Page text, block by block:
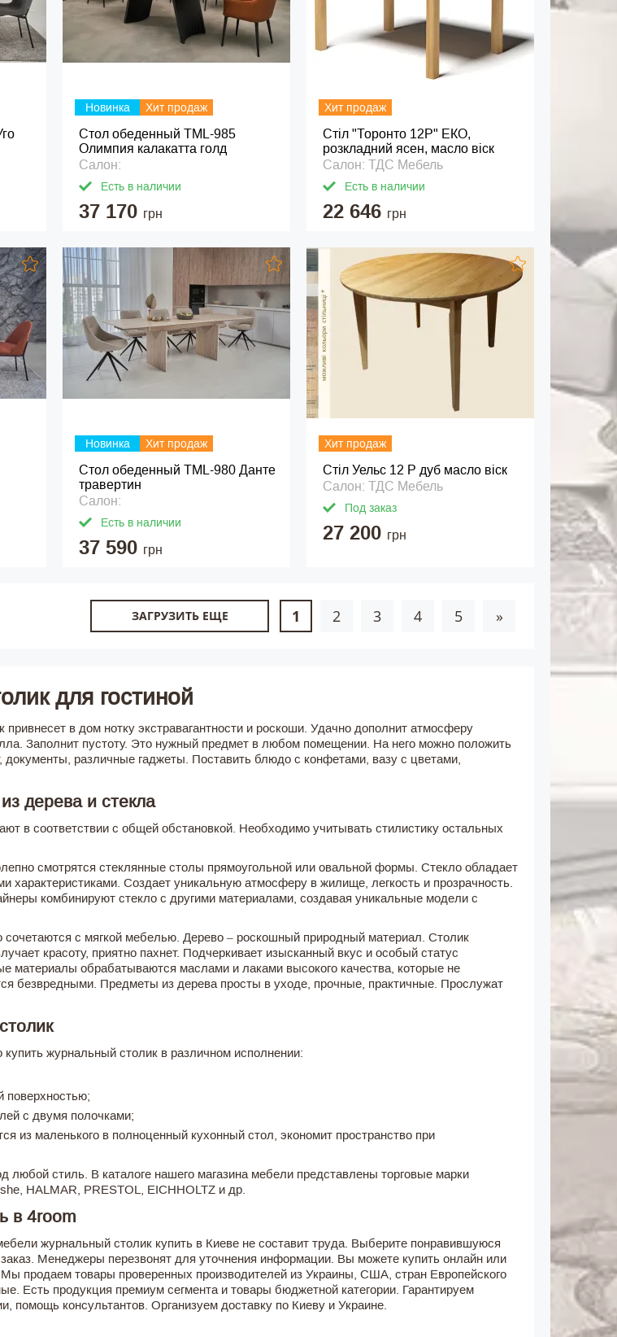
Новинка Хит продаж
Стол обеденный ТМL-985
Олимпия калакатта голд
Салон:
Есть в наличии
37 170 грн
Хит продаж
Стіл "Торонто 12Р" ЕКО,
розкладний ясен, масло віск
Салон: ТДС Мебель
Есть в наличии
22 646 грн
Новинка Хит продаж
Стол обеденный ТМL-980 Данте
травертин
Салон:
Есть в наличии
37 590 грн
Хит продаж
Стіл Уельс 12 Р дуб масло віск
Салон: ТДС Мебель
Под заказ
27 200 грн
1 2 3 4 5 »
ЗАГРУЗИТЬ ЕЩЕ
для гостиной
в дом нотку экстравагантности и роскоши. Удачно дополнит атмосферу
Заполнит пустоту. Это нужный предмет в любом помещении. На него можно положить
документы, различные гаджеты. Поставить блюдо с конфетами, вазу с цветами,
дерева и стекла
в соответствии с общей обстановкой. Необходимо учитывать стилистику остальных
смотрятся стеклянные столы прямоугольной или овальной формы. Стекло обладает
характеристиками. Создает уникальную атмосферу в жилище, легкость и прозрачность.
комбинируют стекло с другими материалами, создавая уникальные модели с
сочетаются с мягкой мебелью. Дерево – роскошный природный материал. Столик
красоту, приятно пахнет. Подчеркивает изысканный вкус и особый статус
материалы обрабатываются маслами и лаками высокого качества, которые не
безвредными. Предметы из дерева просты в уходе, прочные, практичные. Прослужат
журнальный столик в различном исполнении:
поверхностью;
с двумя полочками;
из маленького в полноценный кухонный стол, экономит пространство при
любой стиль. В каталоге нашего магазина мебели представлены торговые марки
HALMAR, PRESTOL, EICHHOLTZ и др.
в 4room
журнальный столик купить в Киеве не составит труда. Выберите понравившуюся
Менеджеры перезвонят для уточнения информации. Вы можете купить онлайн или
продаем товары проверенных производителей из Украины, США, стран Европейского
Есть продукция премиум сегмента и товары бюджетной категории. Гарантируем
помощь консультантов. Организуем доставку по Киеву и Украине.